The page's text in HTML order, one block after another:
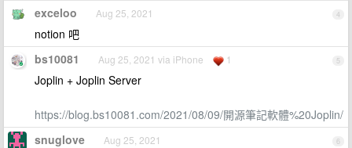
4
exceloo Aug 25, 2021
notion 吧
5
bs10081 Aug 25, 2021 via iPhone 1
Joplin + Joplin Server
https://blog.bs10081.com/2021/08/09/開源筆記軟體%20Joplin/
6
snuglove Aug 25, 2021